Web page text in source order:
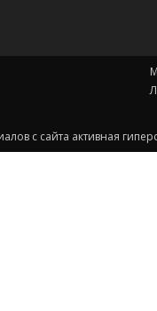
с сайта активная